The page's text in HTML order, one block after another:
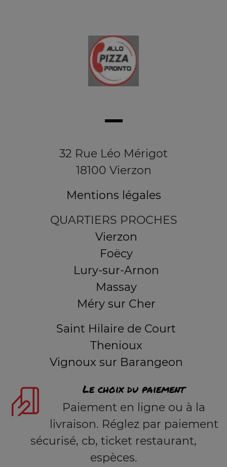
32 Rue Léo Mérigot
18100 Vierzon
Mentions légales
QUARTIERS PROCHES
Vierzon
Foëcy
Lury-sur-Arnon
Massay
Méry sur Cher
Saint Hilaire de Court
Thenioux
Vignoux sur Barangeon
Le choix du paiement
Paiement en ligne ou à la
livraison. Réglez par paiement
sécurisé, cb, ticket restaurant,
espèces.